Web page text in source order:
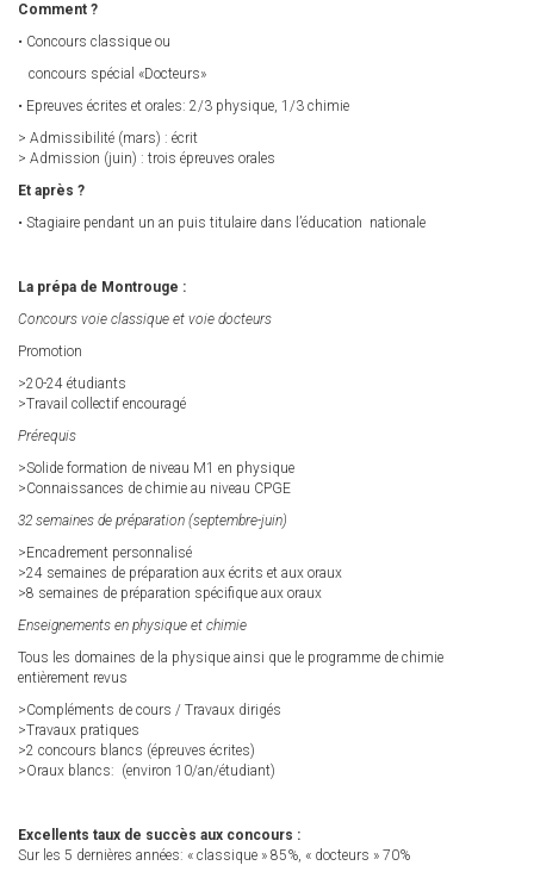
Comment ?
• Concours classique ou
concours spécial «Docteurs»
• Epreuves écrites et orales: 2/3 physique, 1/3 chimie
> Admissibilité (mars) : écrit
> Admission (juin) : trois épreuves orales
Et après ?
• Stagiaire pendant un an puis titulaire dans l’éducation nationale
La prépa de Montrouge :
Concours voie classique et voie docteurs
Promotion
>20-24 étudiants
>Travail collectif encouragé
Prérequis
>Solide formation de niveau M1 en physique
>Connaissances de chimie au niveau CPGE
32 semaines de préparation (septembre-juin)
>Encadrement personnalisé
>24 semaines de préparation aux écrits et aux oraux
>8 semaines de préparation spécifique aux oraux
Enseignements en physique et chimie
Tous les domaines de la physique ainsi que le programme de chimie
entièrement revus
>Compléments de cours / Travaux dirigés
>Travaux pratiques
>2 concours blancs (épreuves écrites)
>Oraux blancs: (environ 10/an/étudiant)
Excellents taux de succès aux concours :
Sur les 5 dernières années: « classique » 85%, « docteurs » 70%